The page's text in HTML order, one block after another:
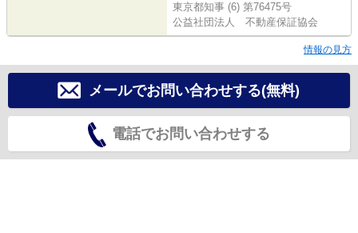
東京都知事 (6) 第76475号
公益社団法人 不動産保証協会
情報の見方
メールでお問い合わせする(無料)
電話でお問い合わせする